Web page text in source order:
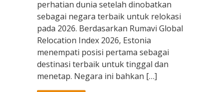
perhatian dunia setelah dinobatkan
sebagai negara terbaik untuk relokasi
pada 2026. Berdasarkan Rumavi Global
Relocation Index 2026, Estonia
menempati posisi pertama sebagai
destinasi terbaik untuk tinggal dan
menetap. Negara ini bahkan […]